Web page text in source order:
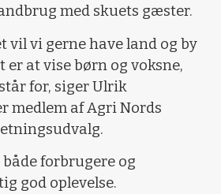
med skuets gæster.
vil vi gerne have land og by
er at vise børn og voksne,
for, siger Ulrik
medlem af Agri Nords
forbrugere og
god oplevelse.